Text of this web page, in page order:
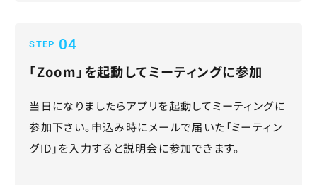
STEP 04
「Zoom」を起動してミーティングに参加
当日になりましたらアプリを起動してミーティングに
参加下さい。申込み時にメールで届いた「ミーティン
グID」を入力すると説明会に参加できます。